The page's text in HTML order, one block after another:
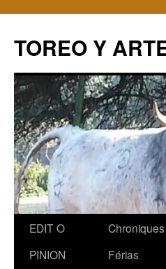
TOREO Y
Aller
EDIT O
PINION
Chroniques
Férias